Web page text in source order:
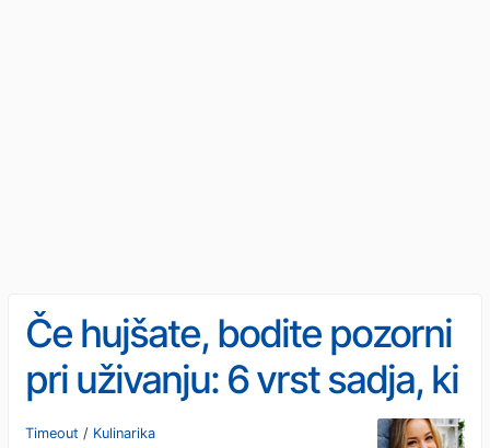
Če hujšate, bodite pozorni
pri uživanju: 6 vrst sadja, ki
otežujejo izgubo odvečnih
Timeout / Kulinarika